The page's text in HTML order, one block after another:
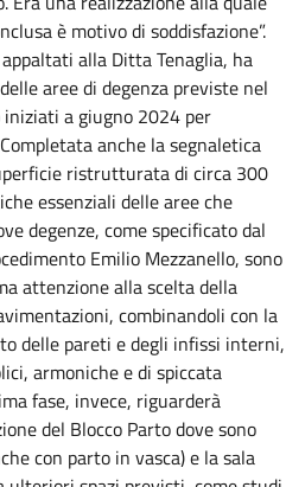
è motivo di soddisfazione”.
alla Ditta Tenaglia, ha
aree di degenza previste nel
a giugno 2024 per
anche la segnaletica
ristrutturata di circa 300
essenziali delle aree che
degenze, come specificato dal
Emilio Mezzanello, sono
attenzione alla scelta della
combinandoli con la
delle pareti e degli infissi interni,
armoniche e di spiccata
fase, invece, riguarderà
del Blocco Parto dove sono
con parto in vasca) e la sala